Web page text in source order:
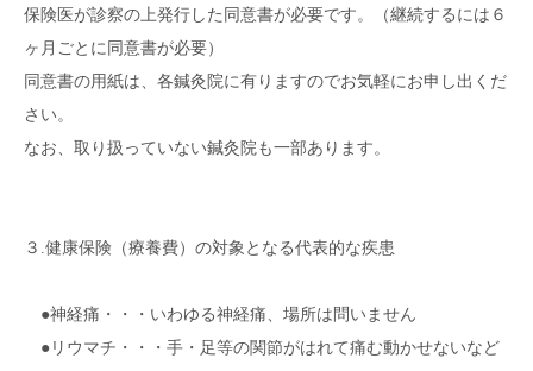
保険医が診察の上発行した同意書が必要です。（継続するには６
ヶ月ごとに同意書が必要）
同意書の用紙は、各鍼灸院に有りますのでお気軽にお申し出くだ
さい。
なお、取り扱っていない鍼灸院も一部あります。
３.健康保険（療養費）の対象となる代表的な疾患
●神経痛・・・いわゆる神経痛、場所は問いません
●リウマチ・・・手・足等の関節がはれて痛む動かせないなど